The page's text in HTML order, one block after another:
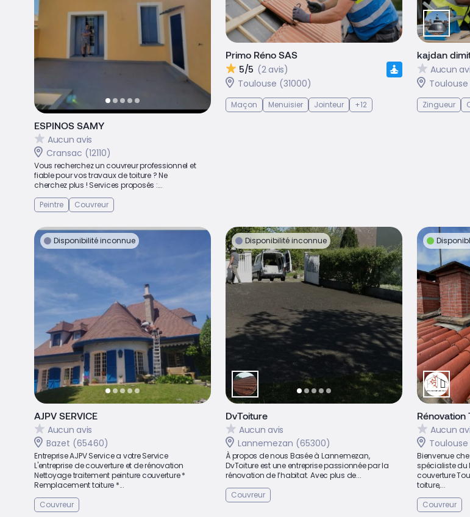
ESPINOS SAMY
Aucun avis
Cransac (12110)
Vous recherchez un couvreur professionnel et
fiable pour vos travaux de toiture ? Ne
cherchez plus ! Services proposés :...
Peintre
Couvreur
Primo Réno SAS
5/5 (2 avis)
Toulouse (31000)
Maçon Menuisier Jointeur +12
kajdan
Aucun
Zingueur
Disponibilité inconnue
AJPV SERVICE
Aucun avis
Bazet (65460)
Entreprise AJPV Service a votre Service
L'entreprise de couverture et de rénovation
Nettoyage traitement peinture couverture *
Remplacement toiture *...
Couvreur
Disponibilité inconnue
DvToiture
Aucun avis
Lannemezan (65300)
À propos de nous Basée à Lannemezan,
DvToiture est une entreprise passionnée par la
rénovation de l’habitat. Avec plus de...
Couvreur
Rénovation
Aucun
Bienvenue
spécialiste du
couverture
toiture,...
Couvreur